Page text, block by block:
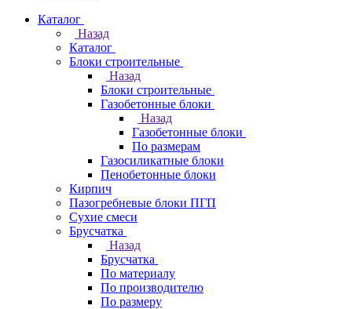
Каталог
Назад
Каталог
Блоки строительные
Назад
Блоки строительные
Газобетонные блоки
Назад
Газобетонные блоки
По размерам
Газосиликатные блоки
Пенобетонные блоки
Кирпич
Пазогребневые блоки ПГП
Сухие смеси
Брусчатка
Назад
Брусчатка
По материалу
По производителю
По размеру